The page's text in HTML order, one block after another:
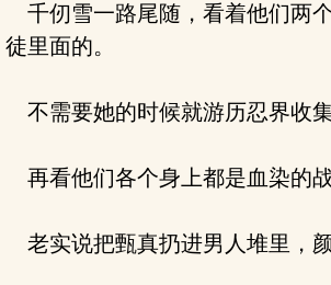
千仞雪一路尾随，看着他们两
徒里面的。
不需要她的时候就游历忍界收
再看他们各个身上都是血染的
老实说把甄真扔进男人堆里，